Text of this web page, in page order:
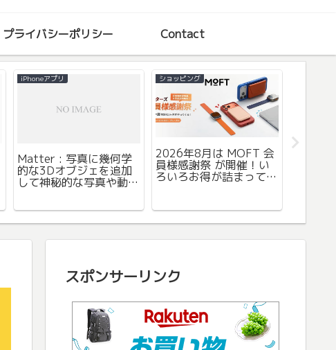
プライバシーポリシー Contact
iPhoneアプリ
Matter : 写真に幾何学
的な3Dオブジェを追加
して神秘的な写真や動画
ショッピング
2026年8月は MOFT 会
員様感謝祭 が開催！い
ろいろお得が詰まってま
スポンサーリンク